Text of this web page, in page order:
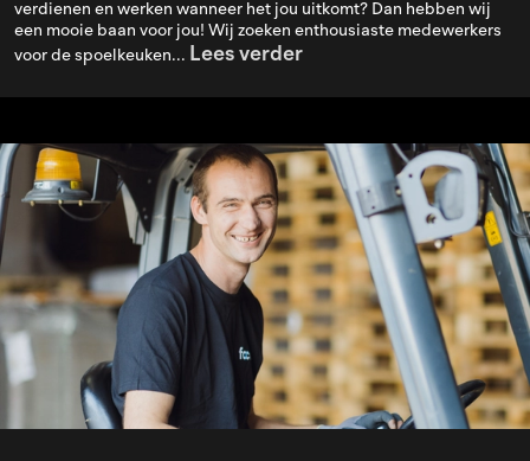
verdienen en werken wanneer het jou uitkomt? Dan hebben wij
een mooie baan voor jou! Wij zoeken enthousiaste medewerkers
voor de spoelkeuken... Lees verder